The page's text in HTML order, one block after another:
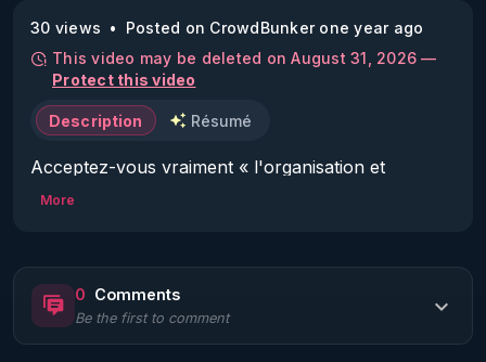
30 views
Posted on CrowdBunker one year ago
This video may be deleted on August 31, 2026 —
Protect this video
Description Résumé
Acceptez-vous vraiment « l'organisation et
l'animation des trois séances » d'« Éducation à la
More
0 Comments
Be the first to comment